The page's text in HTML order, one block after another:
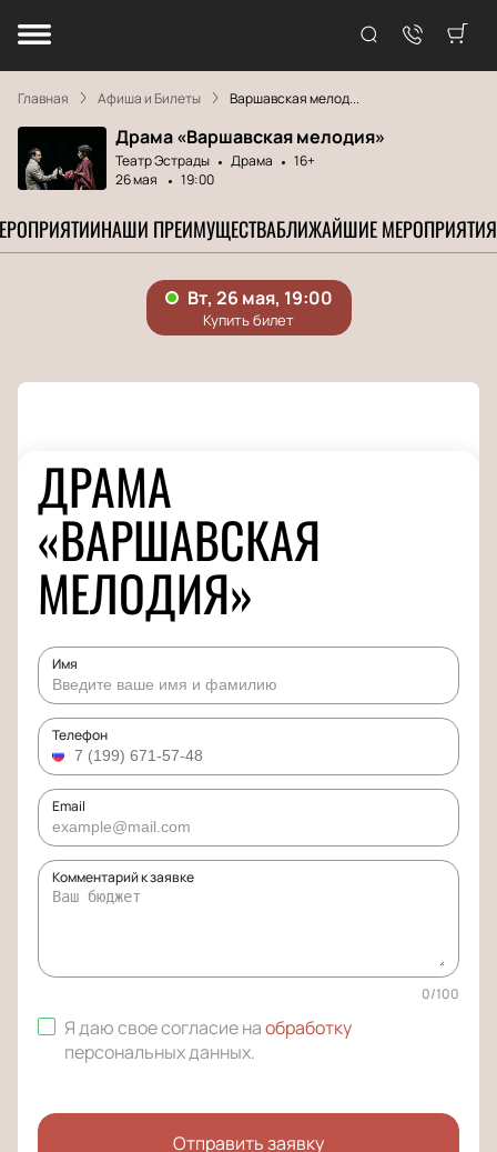
Главная Афиша и Билеты Варшавская мелод...
Драма «Варшавская мелодия»
Театр Эстрады Драма
16+
26 мая
19:00
НАШИ ПРЕИМУЩЕСТВАБЛИЖАЙШИЕ МЕРОПРИЯТИЯ
ДРАМА
«ВАРШАВСКАЯ
МЕЛОДИЯ»
Имя
Телефон
Email
Комментарий к заявке
0/100
Я даю свое согласие наобработку
персональных данных.
Отправить заявку